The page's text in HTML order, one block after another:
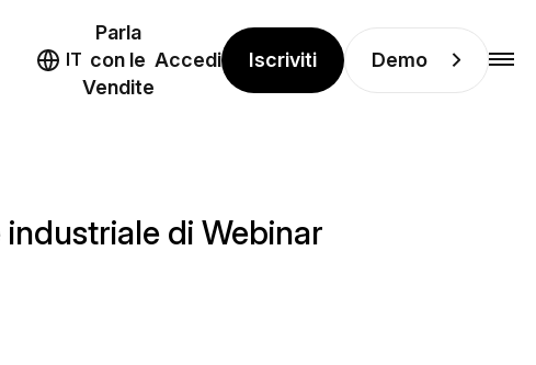
IT
Parla
con le
Vendite
Accedi Iscriviti Demo
di Webinar